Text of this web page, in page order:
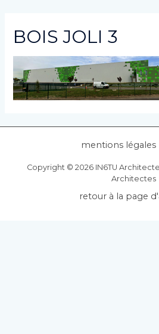
contenu
BOIS JOLI 3
mentions légales
Copyright © 2026 IN6TU
Architectes
retour à la page